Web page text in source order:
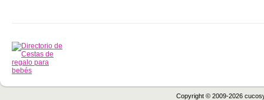
Copyright © 2009-2026